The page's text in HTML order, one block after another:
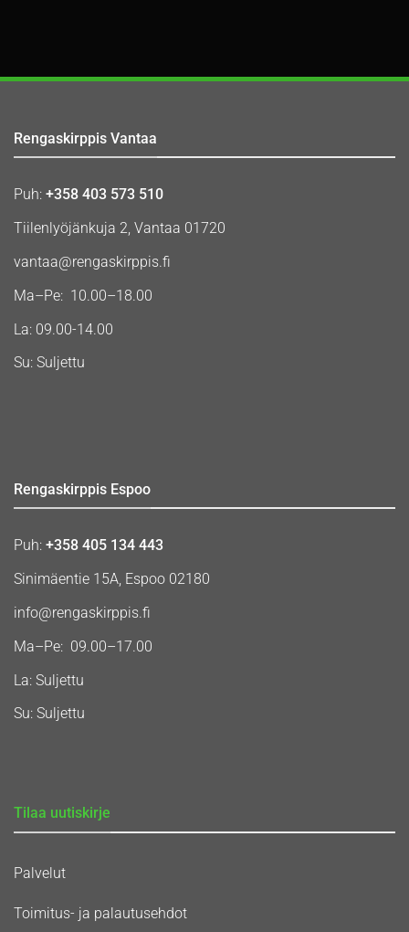
Rengaskirppis Vantaa
Puh: +358 403 573 510
Tiilenlyöjänkuja 2, Vantaa 01720
vantaa@rengaskirppis.fi
Ma–Pe: 10.00–18.00
La: 09.00-14.00
Su: Suljettu
Rengaskirppis Espoo
Puh: +358 405 134 443
Sinimäentie 15A, Espoo 02180
info@rengaskirppis.fi
Ma–Pe: 09.00–17.00
La: Suljettu
Su: Suljettu
Tilaa uutiskirje
Palvelut
Toimitus- ja palautusehdot